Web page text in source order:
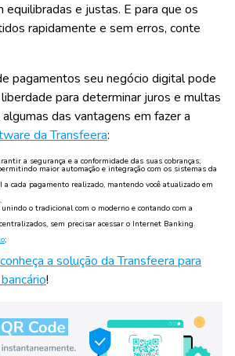
e justas. E para que os
rapidamente e sem erros, conte
pagamentos seu negócio digital pode
para determinar juros e multas
das vantagens em fazer a
da Transfeera:
a segurança e a conformidade das suas cobranças;
maior automação e integração com os sistemas da
a cada pagamento realizado, mantendo você atualizado em
o tradicional com o moderno e contando com a
sem precisar acessar o Internet Banking.
;
conheça a solução da Transfeera para
!